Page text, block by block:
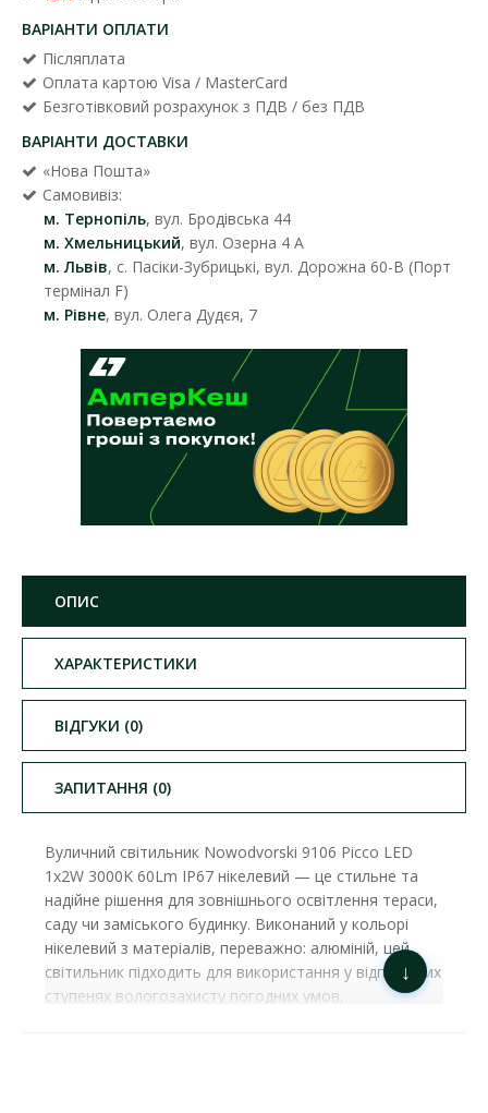
ВАРІАНТИ ОПЛАТИ
Післяплата
Оплата картою Visa / MasterCard
Безготівковий розрахунок з ПДВ / без ПДВ
ВАРІАНТИ ДОСТАВКИ
«Нова Пошта»
Самовивіз:
м. Тернопіль, вул. Бродівська 44
м. Хмельницький, вул. Озерна 4 А
м. Львів, с. Пасіки-Зубрицькі, вул. Дорожна 60-В (Порт
термінал F)
м. Рівне, вул. Олега Дудєя, 7
ОПИС
ХАРАКТЕРИСТИКИ
ВІДГУКИ (0)
ЗАПИТАННЯ (0)
Вуличний світильник Nowodvorski 9106 Picco LED
1x2W 3000K 60Lm IP67 нікелевий — це стильне та
надійне рішення для зовнішнього освітлення тераси,
саду чи заміського будинку. Виконаний у кольорі
нікелевий з матеріалів, переважно: алюміній, цей
світильник підходить для використання у відповідних
ступенях вологозахисту погодних умов,
↓